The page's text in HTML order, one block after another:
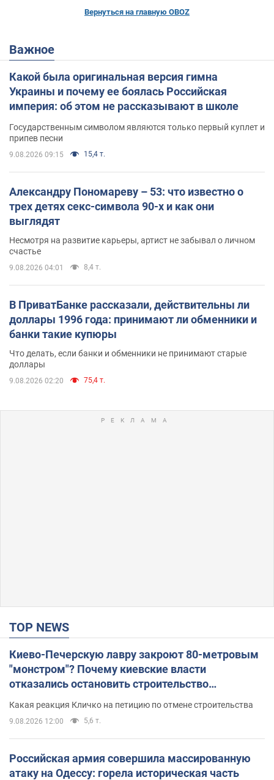
Вернуться на главную OBOZ
Важное
Какой была оригинальная версия гимна
Украины и почему ее боялась Российская
империя: об этом не рассказывают в школе
Государственным символом являются только первый куплет и
припев песни
9.08.2026 09:15 15,4 т.
Александру Пономареву – 53: что известно о
трех детях секс-символа 90-х и как они
выглядят
Несмотря на развитие карьеры, артист не забывал о личном
счастье
9.08.2026 04:01 8,4 т.
В ПриватБанке рассказали, действительны ли
доллары 1996 года: принимают ли обменники и
банки такие купюры
Что делать, если банки и обменники не принимают старые
доллары
9.08.2026 02:20 75,4 т.
TOP NEWS
Киево-Печерскую лавру закроют 80-метровым
"монстром"? Почему киевские власти
отказались остановить строительство
Какая реакция Кличко на петицию по отмене строительства
9.08.2026 12:00 5,6 т.
Российская армия совершила массированную
атаку на Одессу: горела историческая часть